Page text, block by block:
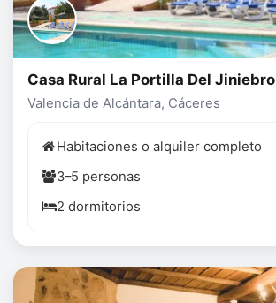
Casa Rural La Portilla Del Jiniebro
Valencia de Alcántara, Cáceres
Habitaciones o alquiler completo
3–5 personas
2 dormitorios